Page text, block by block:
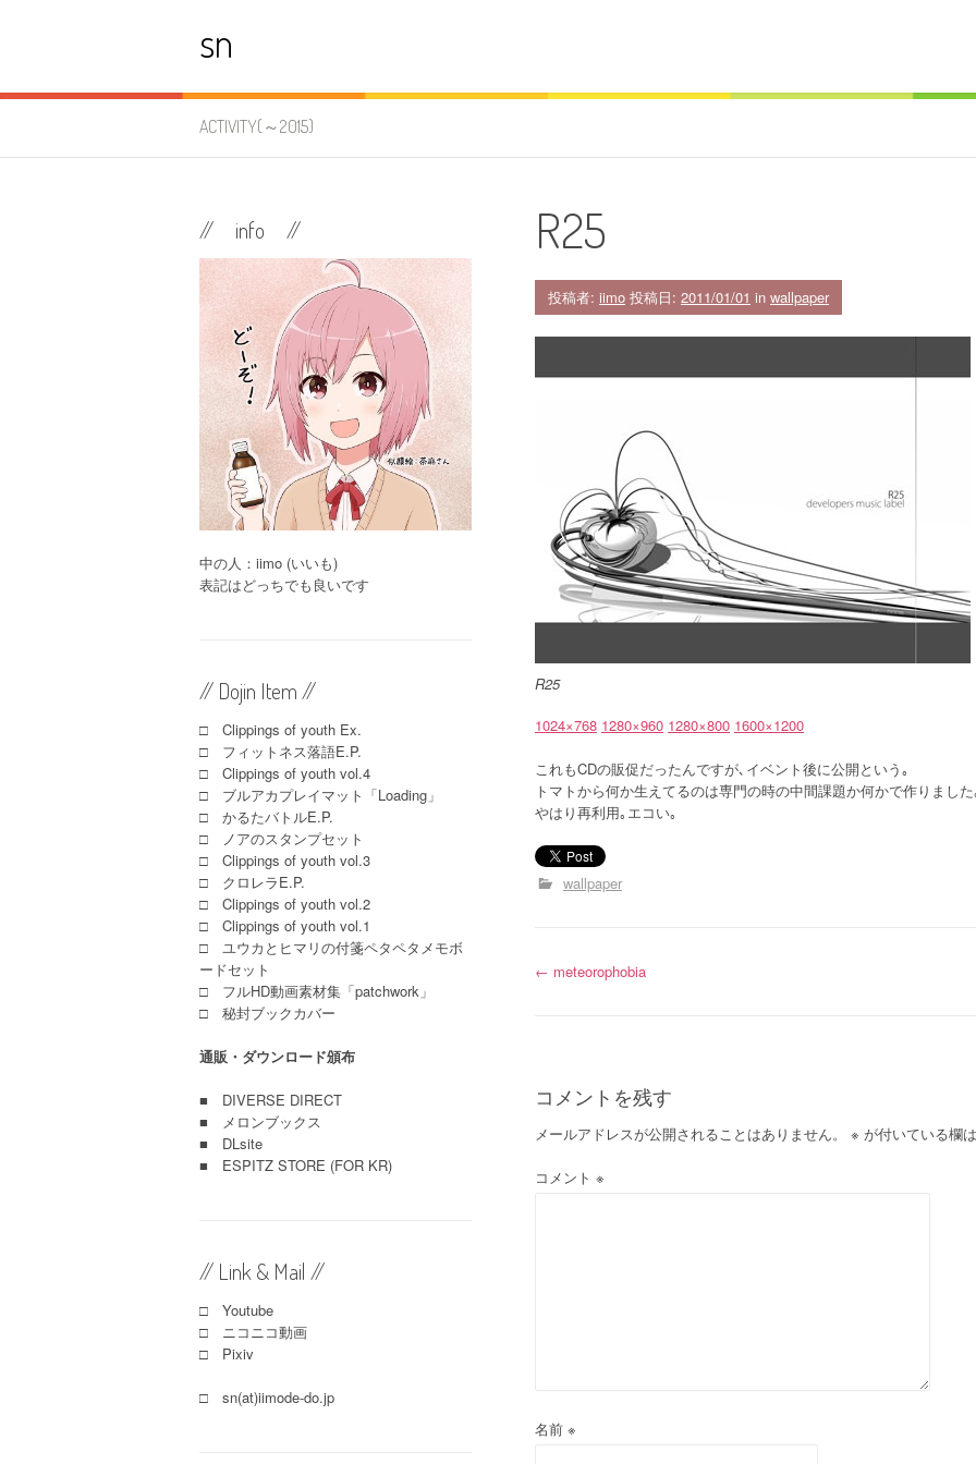
ツ
キ
sn
ACTIVITY(～2015)
R25
投稿者: iimo 投稿日: 2011/01/01 in wallpaper
R25
1024×768 1280×960 1280×800 1600×1200
これもCDの販促だったんですが､イベント後に公開という｡
トマトから何か生えてるのは専門の時の中間課題か何かで作りました
やはり再利用｡エコい｡
wallpaper
投
ビ
ゲ
← meteorophobia
コメントを残す
メールアドレスが公開されることはありません。 ※ が付いている欄
コメント ※
名前 ※
// info //
中の人：iimo (いいも)
表記はどっちでも良いです
// Dojin Item //
□ Clippings of youth Ex.
□ フィットネス落語E.P.
□ Clippings of youth vol.4
□ ブルアカプレイマット「Loading」
□ かるたバトルE.P.
□ ノアのスタンプセット
□ Clippings of youth vol.3
□ クロレラE.P.
□ Clippings of youth vol.2
□ Clippings of youth vol.1
□ ユウカとヒマリの付箋ペタペタメモボ
ードセット
□ フルHD動画素材集「patchwork」
□ 秘封ブックカバー
通販・ダウンロード頒布
■ DIVERSE DIRECT
■
メロンブックス
■ DLsite
■ ESPITZ STORE (FOR KR)
// Link & Mail //
□ Youtube
□ ニコニコ動画
□ Pixiv
□ sn(at)iimode-do.jp